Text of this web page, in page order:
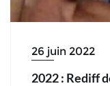
26 juin 2022
2022 : Rediff